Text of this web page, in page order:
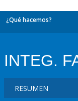
¿Qué hacemos?
INTEG.